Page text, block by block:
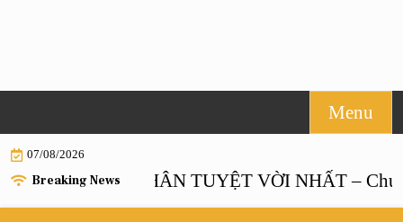
to
content
Menu
07/08/2026
Breaking News
HÔN NHÂN TUYỆT VỜI NHẤT –